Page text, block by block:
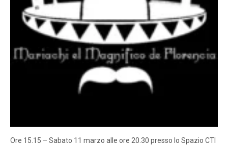
Ore 15.15 – Sabato 11 marzo alle ore 20.30 presso lo Spazio CTI